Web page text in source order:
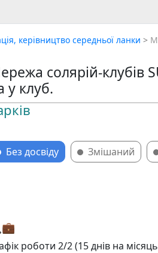
керівництво середньої ланки >
солярій-клубів
у клуб.
Без досвіду Змішаний
роботи 2/2 (15 днів на